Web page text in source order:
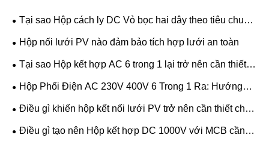
Tại sao Hộp cách ly DC Vỏ bọc hai dây theo tiêu chuẩn
IP65 là lựa chọn phù hợp để bảo vệ hệ thống năng
Hộp nối lưới PV nào đảm bảo tích hợp lưới an toàn
Tại sao Hộp kết hợp AC 6 trong 1 lại trở nên cần thiết
cho hệ thống điện năng lượng mặt trời hiện đại
Hộp Phối Điện AC 230V 400V 6 Trong 1 Ra: Hướng
Dẫn Chọn Chìa Khóa
Điều gì khiến hộp kết nối lưới PV trở nên cần thiết cho
hệ thống năng lượng mặt trời
Điều gì tạo nên Hộp kết hợp DC 1000V với MCB cần